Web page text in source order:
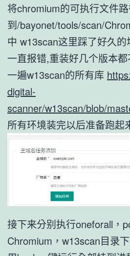
将chromium的可执行文件
到/bayonet/tools/scan/
中 w13scan这里踩了好久
一直报错,重装好几个版本
一遍w13scan的所有库
digital-
scanner/w13scan/blob/
所有环境装完以后准备跑起
接下来分别执行oneforall，
Chromium，w13scan目录